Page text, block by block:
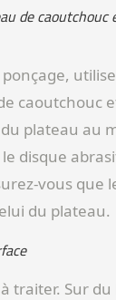
de caoutchouc
caoutchouc
plateau au
disque
vous que
du plateau.
traiter. Sur